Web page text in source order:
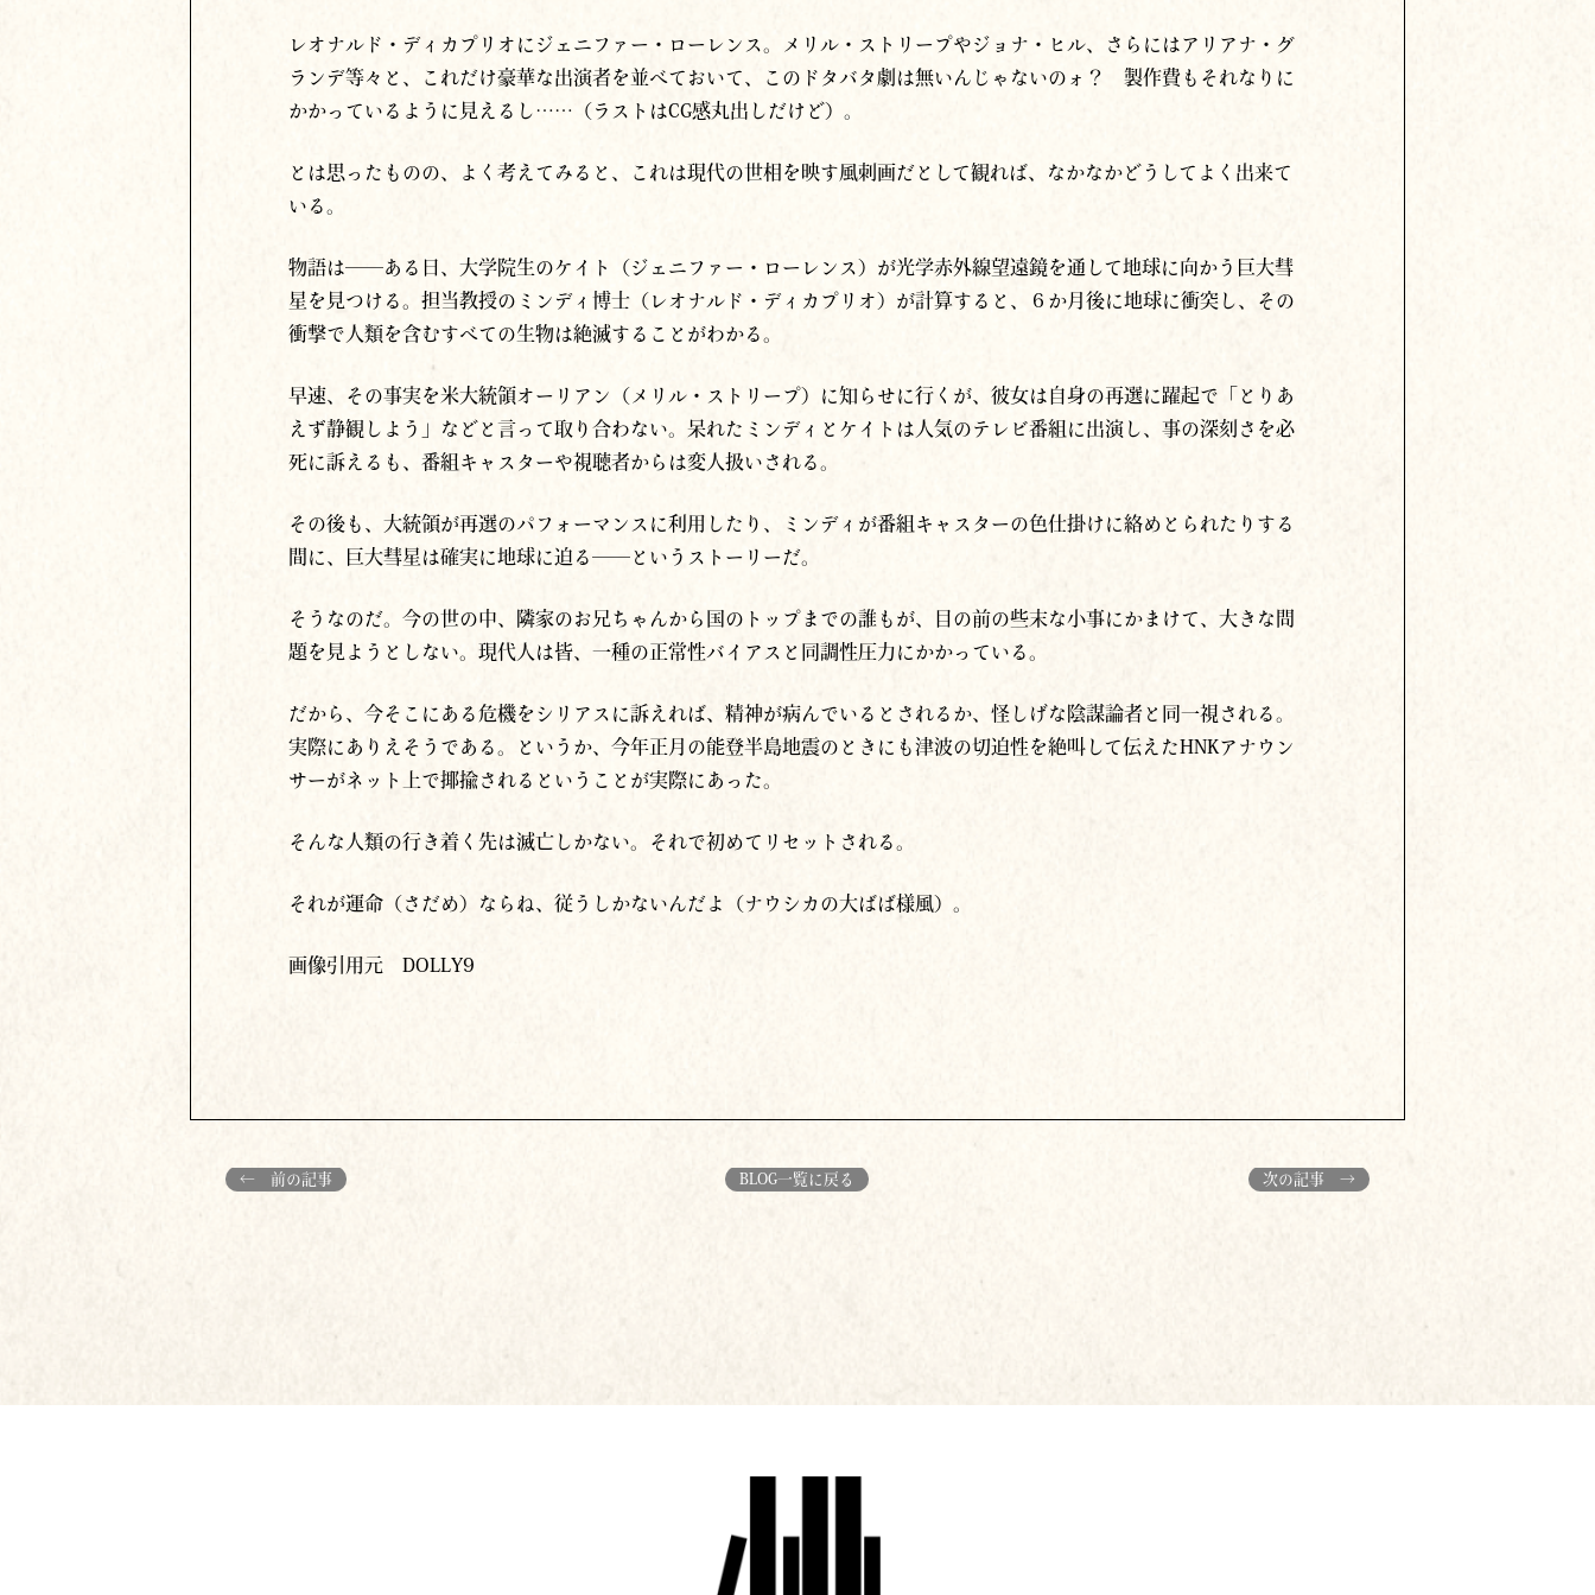
レオナルド・ディカプリオにジェニファー・ローレンス。メリル・ストリープやジョナ・ヒル、さらにはアリアナ・グ
ランデ等々と、これだけ豪華な出演者を並べておいて、このドタバタ劇は無いんじゃないのォ？ 製作費もそれなりに
かかっているように見えるし……（ラストはCG感丸出しだけど）。
とは思ったものの、よく考えてみると、これは現代の世相を映す風刺画だとして観れば、なかなかどうしてよく出来て
いる。
物語は──ある日、大学院生のケイト（ジェニファー・ローレンス）が光学赤外線望遠鏡を通して地球に向かう巨大彗
星を見つける。担当教授のミンディ博士（レオナルド・ディカプリオ）が計算すると、６か月後に地球に衝突し、その
衝撃で人類を含むすべての生物は絶滅することがわかる。
早速、その事実を米大統領オーリアン（メリル・ストリープ）に知らせに行くが、彼女は自身の再選に躍起で「とりあ
えず静観しよう」などと言って取り合わない。呆れたミンディとケイトは人気のテレビ番組に出演し、事の深刻さを必
死に訴えるも、番組キャスターや視聴者からは変人扱いされる。
その後も、大統領が再選のパフォーマンスに利用したり、ミンディが番組キャスターの色仕掛けに絡めとられたりする
間に、巨大彗星は確実に地球に迫る──というストーリーだ。
そうなのだ。今の世の中、隣家のお兄ちゃんから国のトップまでの誰もが、目の前の些末な小事にかまけて、大きな問
題を見ようとしない。現代人は皆、一種の正常性バイアスと同調性圧力にかかっている。
だから、今そこにある危機をシリアスに訴えれば、精神が病んでいるとされるか、怪しげな陰謀論者と同一視される。
実際にありえそうである。というか、今年正月の能登半島地震のときにも津波の切迫性を絶叫して伝えたHNKアナウン
サーがネット上で揶揄されるということが実際にあった。
そんな人類の行き着く先は滅亡しかない。それで初めてリセットされる。
それが運命（さだめ）ならね、従うしかないんだよ（ナウシカの大ばば様風）。
画像引用元 DOLLY9
← 前の記事 BLOG一覧に戻る 次の記事 →